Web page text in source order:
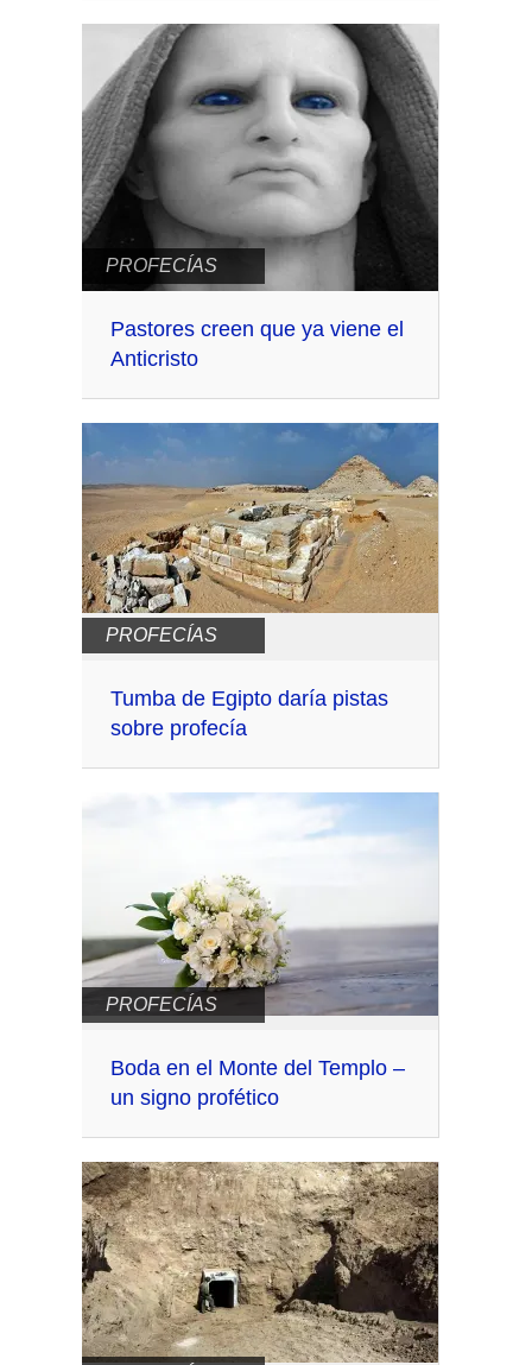
PROFECÍAS
Pastores creen que ya viene el
Anticristo
PROFECÍAS
Tumba de Egipto daría pistas
sobre profecía
PROFECÍAS
Boda en el Monte del Templo –
un signo profético